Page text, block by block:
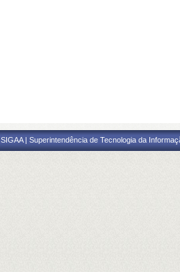
SIGAA | Superintendência de Tecnologia da